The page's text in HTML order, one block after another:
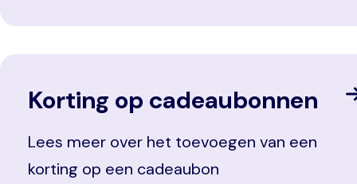
Korting op cadeaubonnen
Lees meer over het toevoegen van een
korting op een cadeaubon